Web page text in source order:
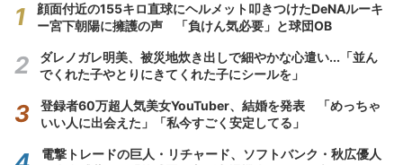
顔面付近の155キロ直球にヘルメット叩きつけたDeNAルーキ
ー宮下朝陽に擁護の声 「負けん気必要」と球団OB
ダレノガレ明美、被災地炊き出しで細やかな心遣い...「並ん
でくれた子やとりにきてくれた子にシールを」
登録者60万超人気美女YouTuber、結婚を発表 「めっちゃ
いい人に出会えた」「私今すごく安定してる」
電撃トレードの巨人・リチャード、ソフトバンク・秋広優人